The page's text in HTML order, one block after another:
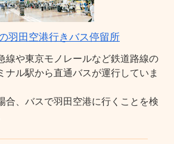
羽田空港行きバス停留所
線や東京モノレールなど鉄道路線の
ナル駅から直通バスが運行していま
合、バスで羽田空港に行くことを検